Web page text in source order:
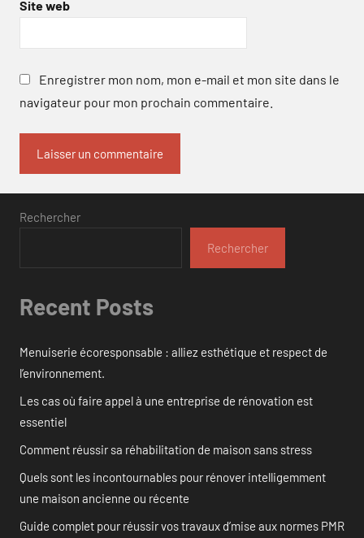
Site web
Enregistrer mon nom, mon e-mail et mon site dans le
navigateur pour mon prochain commentaire.
Rechercher
Rechercher
Recent Posts
Menuiserie écoresponsable : alliez esthétique et respect de
l’environnement.
Les cas où faire appel à une entreprise de rénovation est
essentiel
Comment réussir sa réhabilitation de maison sans stress
Quels sont les incontournables pour rénover intelligemment
une maison ancienne ou récente
Guide complet pour réussir vos travaux d’mise aux normes PMR